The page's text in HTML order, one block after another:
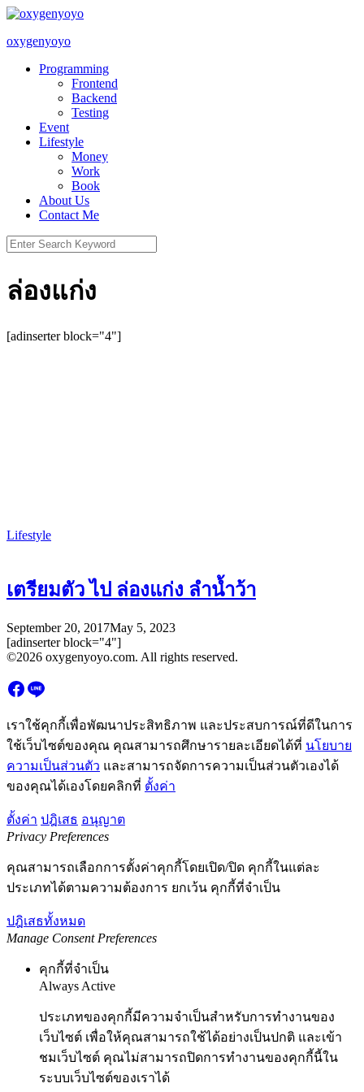
Skip
content
oxygenyoyo
Programming
Frontend
Backend
Testing
Event
Lifestyle
Money
Work
Book
About Us
Contact Me
Search
for:
ล่องแก่ง
[adinserter block="4"]
Lifestyle
เตรียมตัว ไป ล่องแก่ง ลำน้ำว้า
September 20, 2017May 5, 2023
[adinserter block="4"]
©2026 oxygenyoyo.com. All rights reserved.
เราใช้คุกกี้เพื่อพัฒนาประสิทธิภาพ และประสบการณ์ที่ดีในการ
ใช้เว็บไซต์ของคุณ คุณสามารถศึกษารายละเอียดได้ที่ นโยบาย
ความเป็นส่วนตัว และสามารถจัดการความเป็นส่วนตัวเองได้
ของคุณได้เองโดยคลิกที่ ตั้งค่า
ตั้งค่า ปฎิเสธ อนุญาต
Privacy Preferences
คุณสามารถเลือกการตั้งค่าคุกกี้โดยเปิด/ปิด คุกกี้ในแต่ละ
ประเภทได้ตามความต้องการ ยกเว้น คุกกี้ที่จำเป็น
ปฎิเสธทั้งหมด
Manage Consent Preferences
คุกกี้ที่จำเป็น
Always Active
ประเภทของคุกกี้มีความจำเป็นสำหรับการทำงานของ
เว็บไซต์ เพื่อให้คุณสามารถใช้ได้อย่างเป็นปกติ และเข้า
ชมเว็บไซต์ คุณไม่สามารถปิดการทำงานของคุกกี้นี้ใน
ระบบเว็บไซต์ของเราได้